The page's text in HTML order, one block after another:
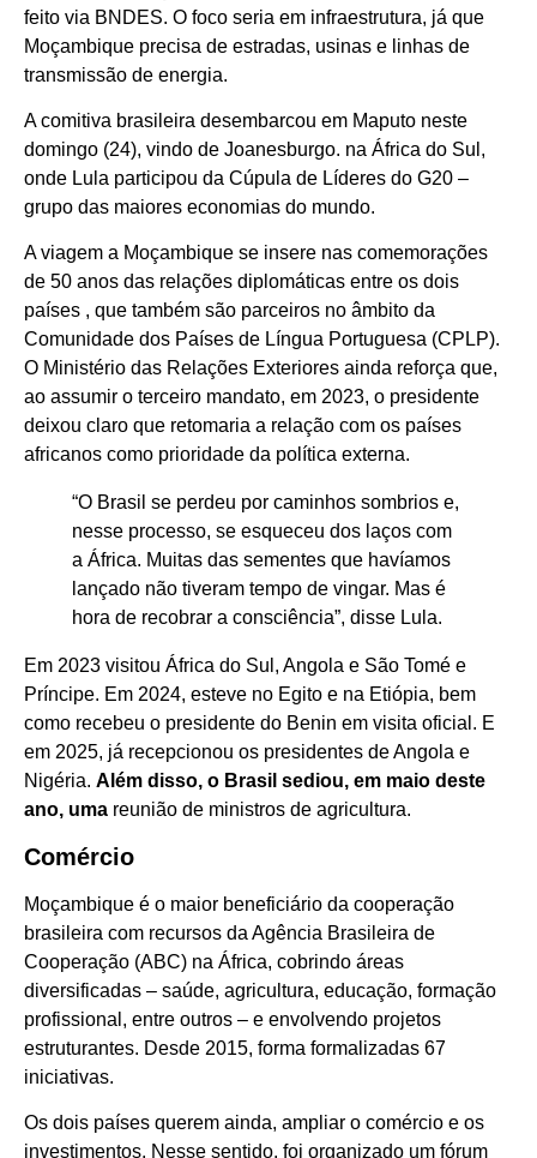
feito via BNDES. O foco seria em infraestrutura, já que
Moçambique precisa de estradas, usinas e linhas de
transmissão de energia.
A comitiva brasileira desembarcou em Maputo neste
domingo (24), vindo de Joanesburgo. na África do Sul,
onde Lula participou da Cúpula de Líderes do G20 –
grupo das maiores economias do mundo.
A viagem a Moçambique se insere nas comemorações
de 50 anos das relações diplomáticas entre os dois
países , que também são parceiros no âmbito da
Comunidade dos Países de Língua Portuguesa (CPLP).
O Ministério das Relações Exteriores ainda reforça que,
ao assumir o terceiro mandato, em 2023, o presidente
deixou claro que retomaria a relação com os países
africanos como prioridade da política externa.
“O Brasil se perdeu por caminhos sombrios e,
nesse processo, se esqueceu dos laços com
a África. Muitas das sementes que havíamos
lançado não tiveram tempo de vingar. Mas é
hora de recobrar a consciência”, disse Lula.
Em 2023 visitou África do Sul, Angola e São Tomé e
Príncipe. Em 2024, esteve no Egito e na Etiópia, bem
como recebeu o presidente do Benin em visita oficial. E
em 2025, já recepcionou os presidentes de Angola e
Nigéria. Além disso, o Brasil sediou, em maio deste
ano, uma reunião de ministros de agricultura.
Comércio
Moçambique é o maior beneficiário da cooperação
brasileira com recursos da Agência Brasileira de
Cooperação (ABC) na África, cobrindo áreas
diversificadas – saúde, agricultura, educação, formação
profissional, entre outros – e envolvendo projetos
estruturantes. Desde 2015, forma formalizadas 67
iniciativas.
Os dois países querem ainda, ampliar o comércio e os
investimentos. Nesse sentido, foi organizado um fórum